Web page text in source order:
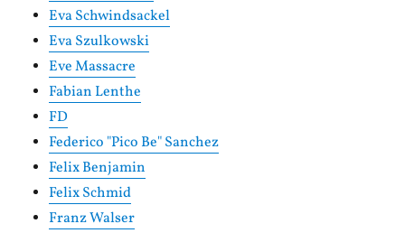
Eva Schwindsackel
Eva Szulkowski
Eve Massacre
Fabian Lenthe
FD
Federico "Pico Be" Sanchez
Felix Benjamin
Felix Schmid
Franz Walser